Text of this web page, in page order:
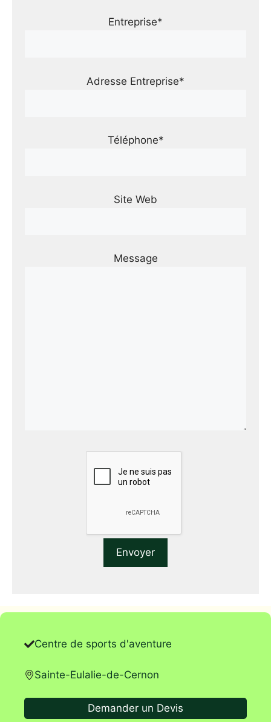
Entreprise*
Adresse Entreprise*
Téléphone*
Site Web
Message
Centre de sports d'aventure
Sainte-Eulalie-de-Cernon
Demander un Devis